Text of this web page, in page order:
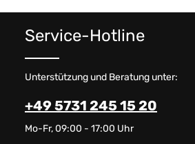
Service-Hotline
Unterstützung und Beratung unter:
+49 5731 245 15 20
Mo-Fr, 09:00 - 17:00 Uhr